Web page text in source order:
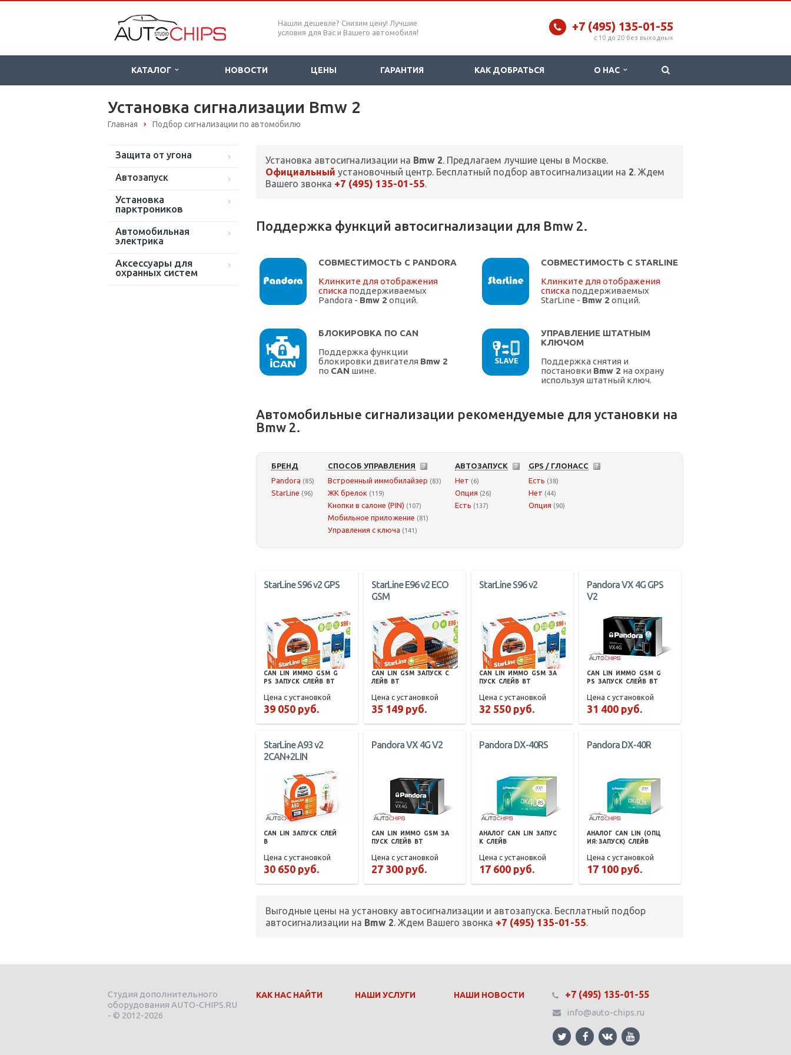
Нашли дешевле? Снизим цену! Лучшие
условия для Вас и Вашего автомобиля!
+7 (495) 135-01-55
c 10 до 20 без выходных
КАТАЛОГ НОВОСТИ ЦЕНЫ ГАРАНТИЯ КАК ДОБРАТЬСЯ О НАС
Установка сигнализации Bmw 2
Главная Подбор сигнализации по автомобилю
Защита от угона
Автозапуск
Установка
парктроников
Автомобильная
электрика
Аксессуары для
охранных систем
Установка автосигнализации на Bmw 2. Предлагаем лучшие цены в Москве.
Официальный установочный центр. Бесплатный подбор автосигнализации на 2. Ждем
Вашего звонка +7 (495) 135-01-55.
Поддержка функций автосигнализации для Bmw 2.
СОВМЕСТИМОСТЬ С PANDORA
Клинките для отображения
списка поддерживаемых
Pandora - Bmw 2 опций.
СОВМЕСТИМОСТЬ С STARLINE
Клинките для отображения
списка поддерживаемых
StarLine - Bmw 2 опций.
БЛОКИРОВКА ПО CAN
Поддержка функции
блокировки двигателя Bmw 2
по CAN шине.
УПРАВЛЕНИЕ ШТАТНЫМ
КЛЮЧОМ
Поддержка снятия и
постановки Bmw 2 на охрану
используя штатный ключ.
Автомобильные сигнализации рекомендуемые для установки на
Bmw 2.
БРЕНД
Pandora (85)
StarLine (96)
СПОСОБ УПРАВЛЕНИЯ
Встроенный иммобилайзер (83)
ЖК брелок (119)
Кнопки в салоне (PIN) (107)
Мобильное приложение (81)
Управления с ключа (141)
АВТОЗАПУСК
Нет (6)
Опция (26)
Есть (137)
GPS / ГЛОНАСС
Есть (38)
Нет (44)
Опция (90)
StarLine S96 v2 GPS
CAN LIN ИММО GSM G
PS ЗАПУСК СЛЕЙВ BT
Цена с установкой
39 050 руб.
StarLine E96 v2 ECO
GSM
CAN LIN GSM ЗАПУСК С
ЛЕЙВ
BT
Цена с установкой
35 149 руб.
StarLine S96 v2
CAN LIN ИММО GSM ЗА
ПУСК СЛЕЙВ BT
Цена с установкой
32 550 руб.
Pandora VX 4G GPS
V2
CAN LIN ИММО GSM G
PS ЗАПУСК СЛЕЙВ BT
Цена с установкой
31 400 руб.
StarLine A93 v2
2CAN+2LIN
CAN LIN ЗАПУСК СЛЕЙ
В
Цена с установкой
30 650 руб.
Pandora VX 4G V2
CAN LIN ИММО GSM ЗА
ПУСК СЛЕЙВ BT
Цена с установкой
27 300 руб.
Pandora DX-40RS
АНАЛОГ CAN LIN
ЗАПУС
К СЛЕЙВ
Цена с установкой
17 600 руб.
Pandora DX-40R
АНАЛОГ CAN LIN
(ОПЦ
ИЯ: ЗАПУСК) СЛЕЙВ
Цена с установкой
17 100 руб.
Выгодные цены на установку автосигнализации и автозапуска. Бесплатный подбор
автосигнализации на Bmw 2. Ждем Вашего звонка +7 (495) 135-01-55.
Студия дополнительного
оборудования AUTO-CHIPS.RU
- © 2012-2026
КАК НАС НАЙТИ НАШИ УСЛУГИ НАШИ НОВОСТИ +7 (495) 135-01-55
info@auto-chips.ru